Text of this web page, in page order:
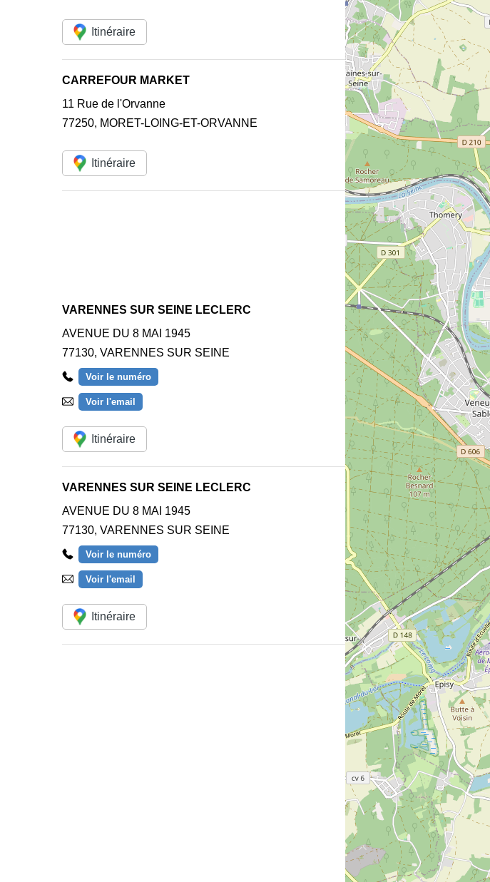
Itinéraire
CARREFOUR MARKET
11 Rue de l'Orvanne
77250, MORET-LOING-ET-ORVANNE
Itinéraire
VARENNES SUR SEINE LECLERC
AVENUE DU 8 MAI 1945
77130, VARENNES SUR SEINE
Voir le numéro
Voir l'email
Itinéraire
VARENNES SUR SEINE LECLERC
AVENUE DU 8 MAI 1945
77130, VARENNES SUR SEINE
Voir le numéro
Voir l'email
Itinéraire